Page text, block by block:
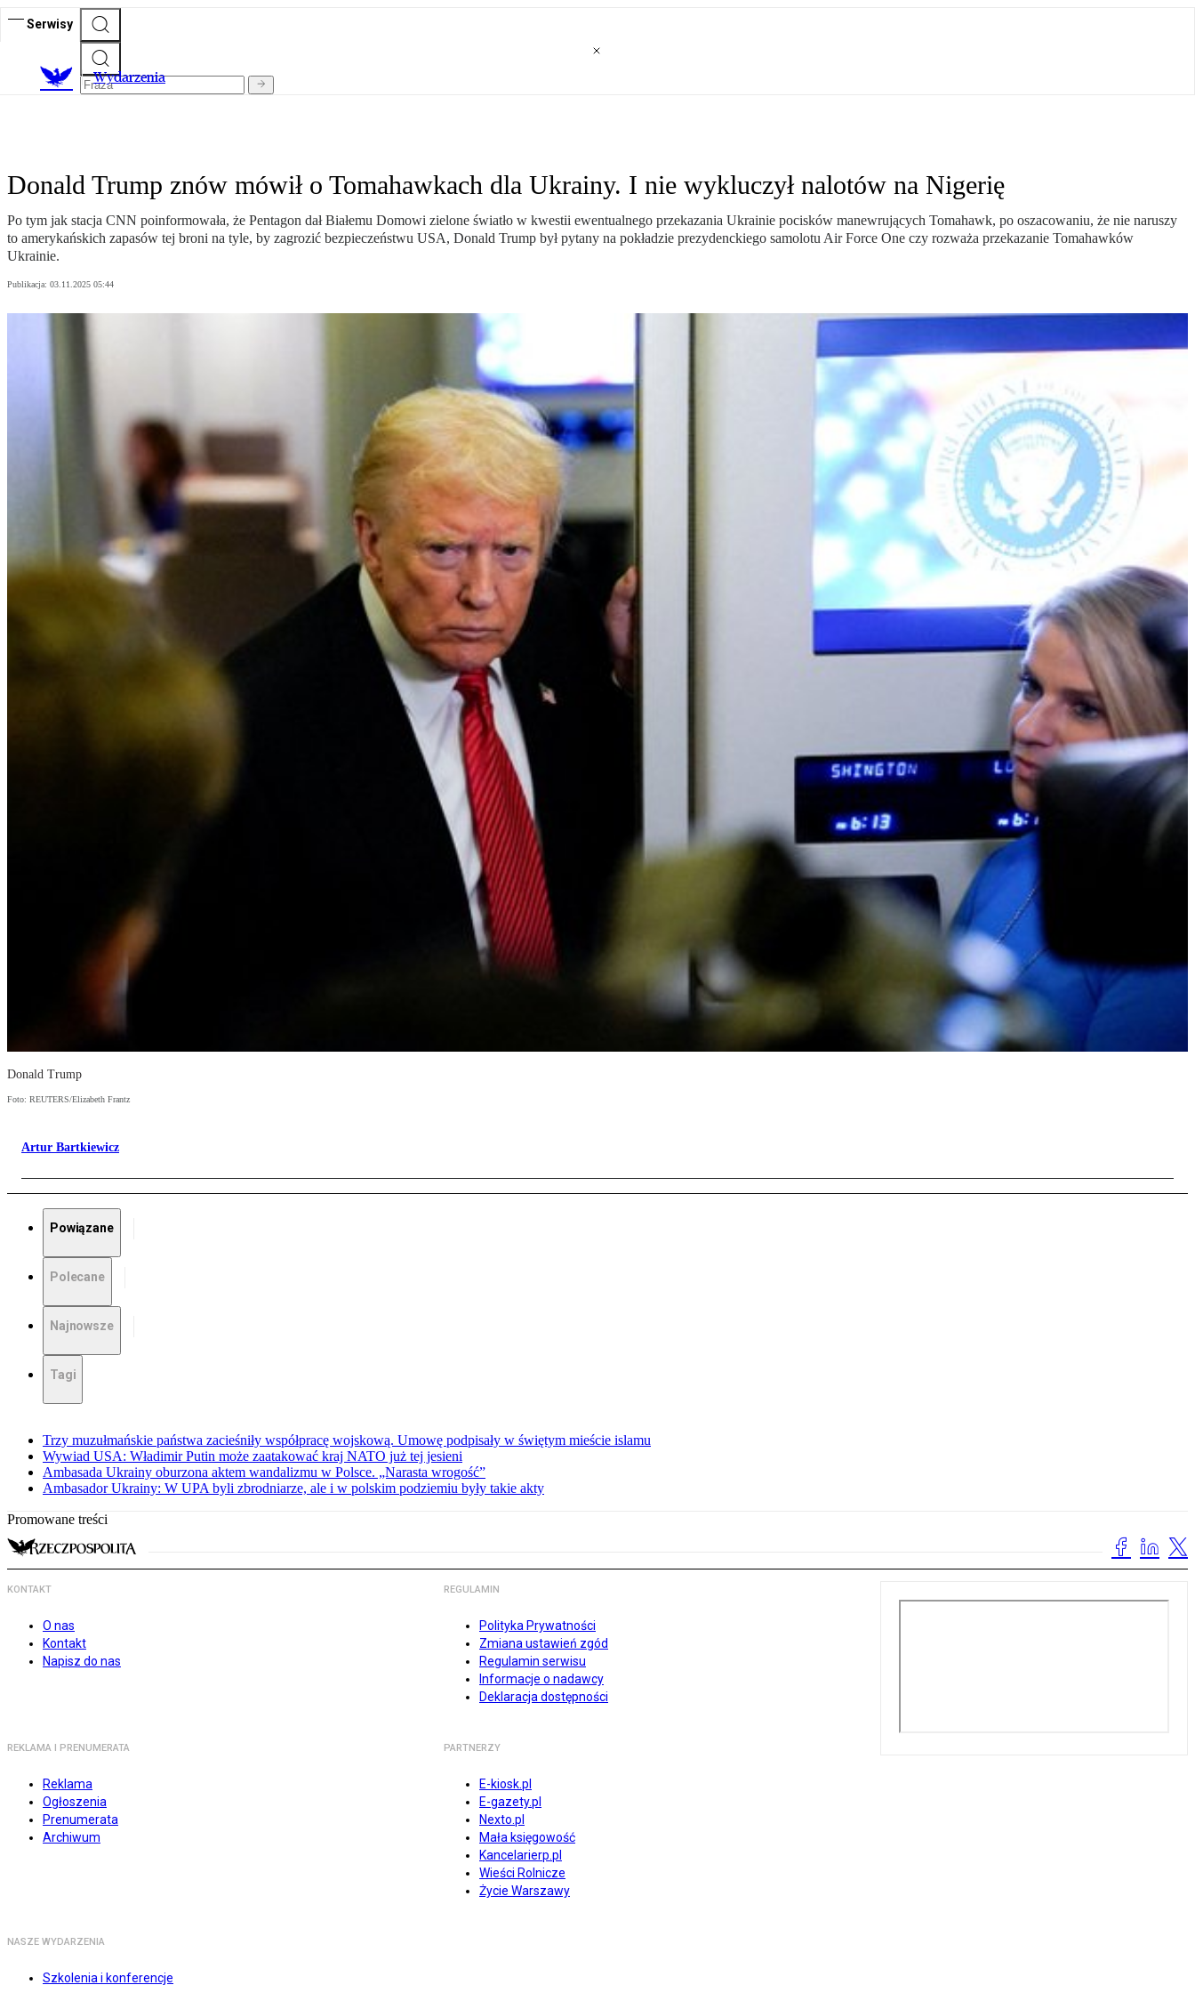
Serwisy
Wydarzenia
Donald Trump znów mówił o Tomahawkach dla Ukrainy. I nie wykluczył nalotów na Nigerię
Po tym jak stacja CNN poinformowała, że Pentagon dał Białemu Domowi zielone światło w kwestii ewentualnego przekazania Ukrainie pocisków manewrujących Tomahawk, po oszacowaniu, że nie naruszy
to amerykańskich zapasów tej broni na tyle, by zagrozić bezpieczeństwu USA, Donald Trump był pytany na pokładzie prezydenckiego samolotu Air Force One czy rozważa przekazanie Tomahawków
Ukrainie.
Publikacja: 03.11.2025 05:44
Donald Trump
Foto: REUTERS/Elizabeth Frantz
Artur Bartkiewicz
Powiązane
Polecane
Najnowsze
Tagi
Trzy muzułmańskie państwa zacieśniły współpracę wojskową. Umowę podpisały w świętym mieście islamu
Wywiad USA: Władimir Putin może zaatakować kraj NATO już tej jesieni
Ambasada Ukrainy oburzona aktem wandalizmu w Polsce. „Narasta wrogość”
Ambasador Ukrainy: W UPA byli zbrodniarze, ale i w polskim podziemiu były takie akty
Promowane treści
KONTAKT
O nas
Kontakt
Napisz do nas
REGULAMIN
Polityka Prywatności
Zmiana ustawień zgód
Regulamin serwisu
Informacje o nadawcy
Deklaracja dostępności
REKLAMA I PRENUMERATA
Reklama
Ogłoszenia
Prenumerata
Archiwum
PARTNERZY
E-kiosk.pl
E-gazety.pl
Nexto.pl
Mała księgowość
Kancelarierp.pl
Wieści Rolnicze
Życie Warszawy
NASZE WYDARZENIA
Szkolenia i konferencje